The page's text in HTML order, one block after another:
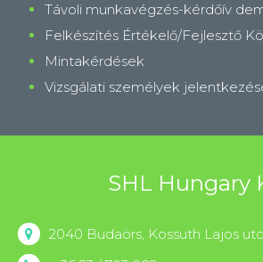
Távoli munkavégzés-kérdőív
Felkészítés Értékelő/Fejlesztő
Mintakérdések
Vizsgálati személyek
SHL Hungary
2040 Budaörs, Kossuth Lajos